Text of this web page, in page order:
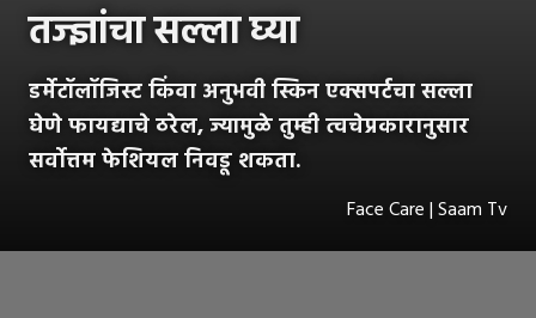
तज्ज्ञांचा सल्ला घ्या
डर्मेटॉलॉजिस्ट किंवा अनुभवी स्किन एक्सपर्टचा सल्ला
घेणे फायद्याचे ठरेल, ज्यामुळे तुम्ही त्वचेप्रकारानुसार
सर्वोत्तम फेशियल निवडू शकता.
Face Care | Saam Tv